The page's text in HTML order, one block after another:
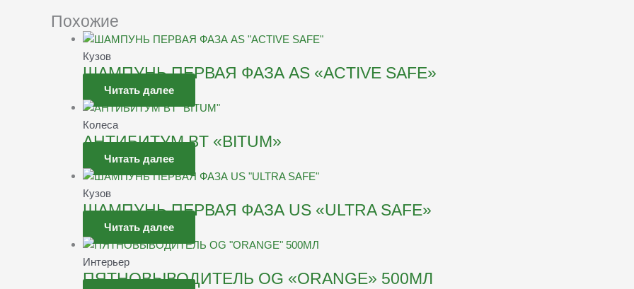
Похожие
Кузов
ШАМПУНЬ ПЕРВАЯ ФАЗА AS «ACTIVE SAFE»
Читать далее
Колеса
АНТИБИТУМ BT «BITUM»
Читать далее
Кузов
ШАМПУНЬ ПЕРВАЯ ФАЗА US «ULTRA SAFE»
Читать далее
Интерьер
ПЯТНОВЫВОДИТЕЛЬ OG «ORANGE» 500МЛ